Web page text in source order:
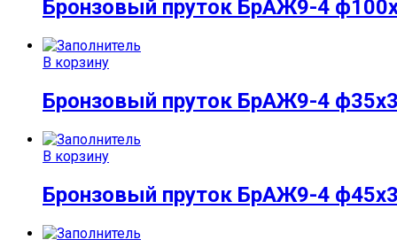
Бронзовый пруток БрАЖ9-4
В корзину
Бронзовый пруток БрАЖ9-4
В корзину
Бронзовый пруток БрАЖ9-4